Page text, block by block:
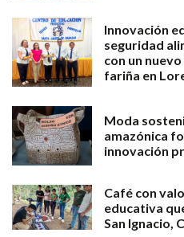
Innovación
seguridad
con un
fariña en
Moda
amazónica
innovación
Café con
educativa
San Ignacio,